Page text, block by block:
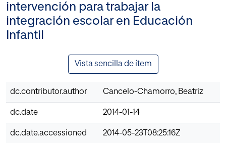
intervención para trabajar la
integración escolar en Educación
Infantil
Vista sencilla de ítem
dc.contributor.author Cancelo-Chamorro, Beatriz
dc.date 2014-01-14
dc.date.accessioned 2014-05-23T08:25:16Z